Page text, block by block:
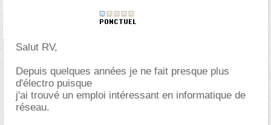
Salut RV,
Depuis quelques années je ne fait presque plus
d'électro puisque
j'ai trouvé un emploi intéressant en informatique de
réseau.